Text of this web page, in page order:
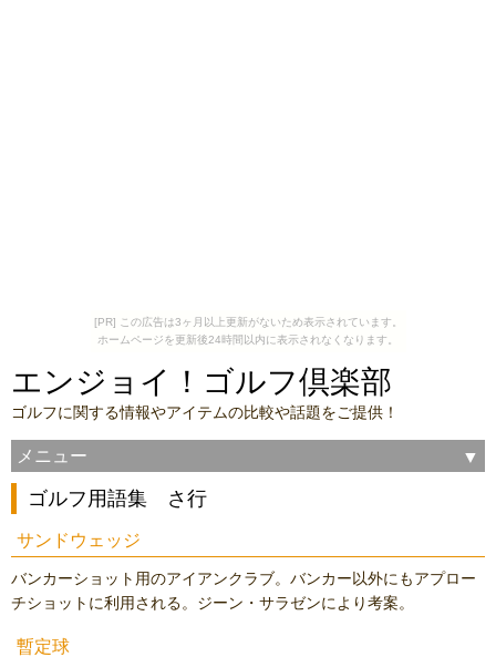
[PR] この広告は3ヶ月以上更新がないため表示されています。
ホームページを更新後24時間以内に表示されなくなります。
エンジョイ！ゴルフ倶楽部
ゴルフに関する情報やアイテムの比較や話題をご提供！
メニュー
ゴルフ用語集 さ行
サンドウェッジ
バンカーショット用のアイアンクラブ。バンカー以外にもアプロー
チショットに利用される。ジーン・サラゼンにより考案。
暫定球